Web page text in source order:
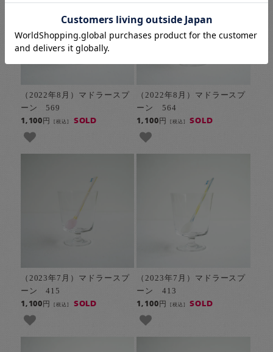
（2022年8月）マドラースプ
ーン 569
1,100円[税込] SOLD
（2022年8月）マドラースプ
ーン 564
1,100円 [税込] SOLD
（2023年7月）マドラースプ
ーン 415
1,100円[税込] SOLD
（2023年7月）マドラースプ
ーン 413
1,100円 [税込] SOLD